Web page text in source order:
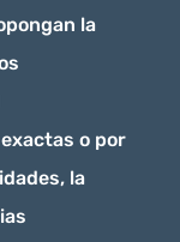
la
o por
la